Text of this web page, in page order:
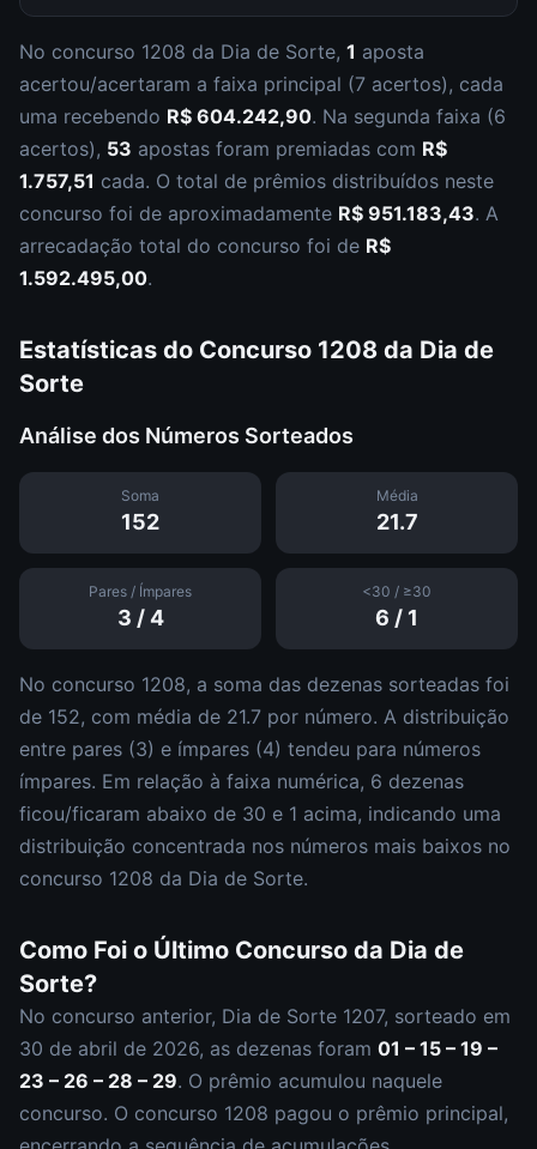
No concurso 1208 da Dia de Sorte, 1 aposta
acertou/acertaram a faixa principal (7 acertos), cada
uma recebendo R$ 604.242,90. Na segunda faixa (6
acertos), 53 apostas foram premiadas com R$
1.757,51 cada. O total de prêmios distribuídos neste
concurso foi de aproximadamente R$ 951.183,43. A
arrecadação total do concurso foi de R$
1.592.495,00.
Estatísticas do Concurso 1208 da Dia de
Sorte
Análise dos Números Sorteados
Soma
152
Média
21.7
Pares / Ímpares
3 /4
<30 / ≥30
6 / 1
No concurso 1208, a soma das dezenas sorteadas foi
de 152, com média de 21.7 por número. A distribuição
entre pares (3) e ímpares (4) tendeu para números
ímpares. Em relação à faixa numérica, 6 dezenas
ficou/ficaram abaixo de 30 e 1 acima, indicando uma
distribuição concentrada nos números mais baixos no
concurso 1208 da Dia de Sorte.
Como Foi o Último Concurso da Dia de
Sorte?
No concurso anterior, Dia de Sorte 1207, sorteado em
30 de abril de 2026, as dezenas foram 01 – 15 – 19 –
23 – 26 – 28 – 29. O prêmio acumulou naquele
concurso. O concurso 1208 pagou o prêmio principal,